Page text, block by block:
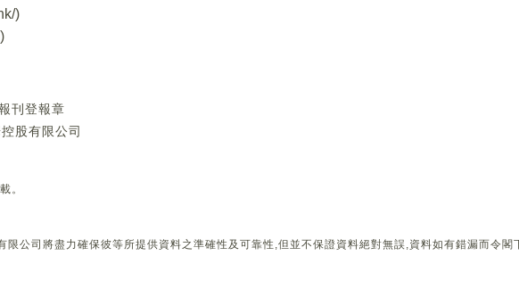
)
)
刊登報章
股有限公司
。
限公司將盡力確保彼等所提供資料之準確性及可靠性,但並不保證資料絕對無誤,資料如有錯漏而令閣